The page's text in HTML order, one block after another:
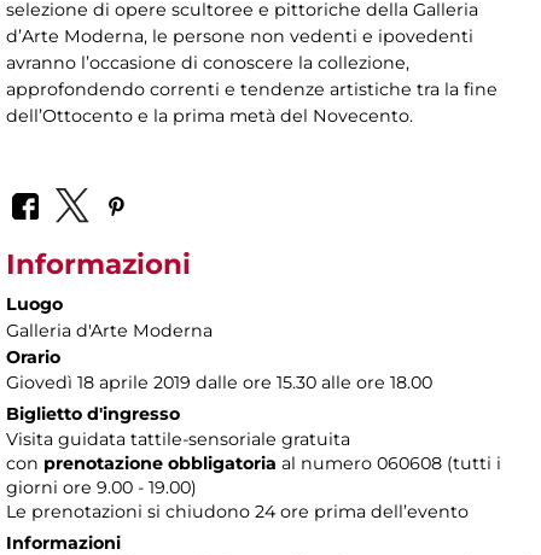
selezione di opere scultoree e pittoriche della Galleria
d’Arte Moderna, le persone non vedenti e ipovedenti
avranno l’occasione di conoscere la collezione,
approfondendo correnti e tendenze artistiche tra la fine
dell’Ottocento e la prima metà del Novecento.
Informazioni
Luogo
Galleria d'Arte Moderna
Orario
Giovedì 18 aprile 2019 dalle ore 15.30 alle ore 18.00
Biglietto d'ingresso
Visita guidata tattile-sensoriale gratuita
con prenotazione obbligatoria al numero 060608 (tutti i
giorni ore 9.00 - 19.00)
Le prenotazioni si chiudono 24 ore prima dell’evento
Informazioni